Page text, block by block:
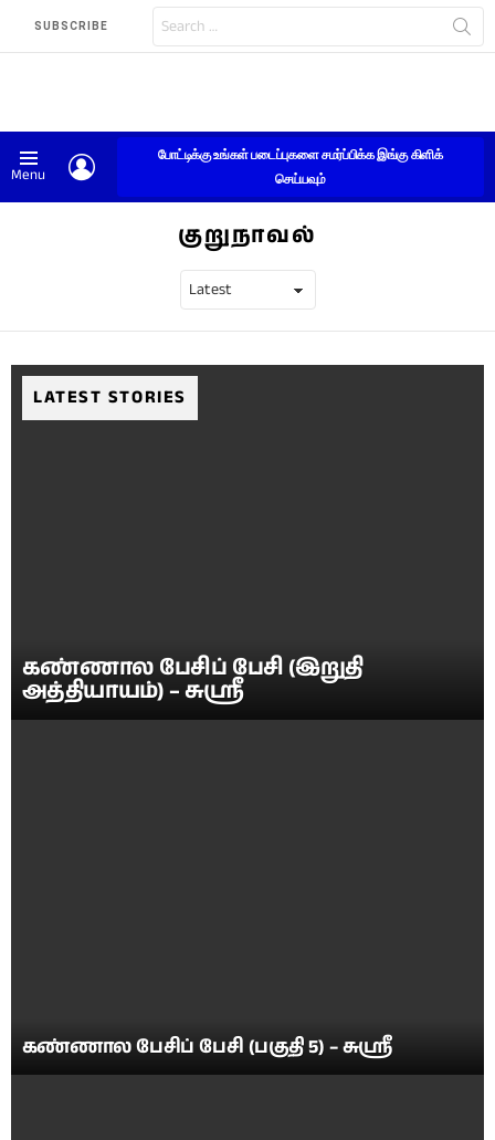
SUBSCRIBE
for:
Menu
போட்டிக்கு உங்கள் படைப்புகளை சமர்ப்பிக்க இங்கு கிளிக்
செய்யவும்
குறுநாவல்
LATEST STORIES
கண்ணால பேசிப் பேசி (இறுதி
அத்தியாயம்) – சுஶ்ரீ
கண்ணால பேசிப் பேசி (பகுதி 5) – சுஶ்ரீ